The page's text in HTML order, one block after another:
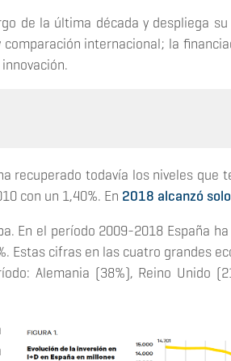
de la última década y despliega
internacional; la
recuperado todavía los niveles que
con un 1,40%. En 2018 alcanzó
En el período 2009-2018 España
Estas cifras en las cuatro grandes
Alemania (38%), Reino Unido